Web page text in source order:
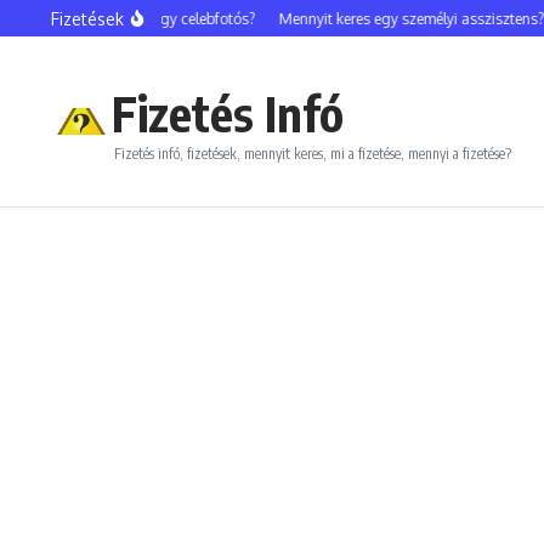
Ugrás a tartalomhoz
Fizetések
Mennyit keres egy celebfotós? Mennyit keres egy személyi asszisztens?
Fizetés Infó
Fizetés infó, fizetések, mennyit keres, mi a fizetése, mennyi a fizetése?